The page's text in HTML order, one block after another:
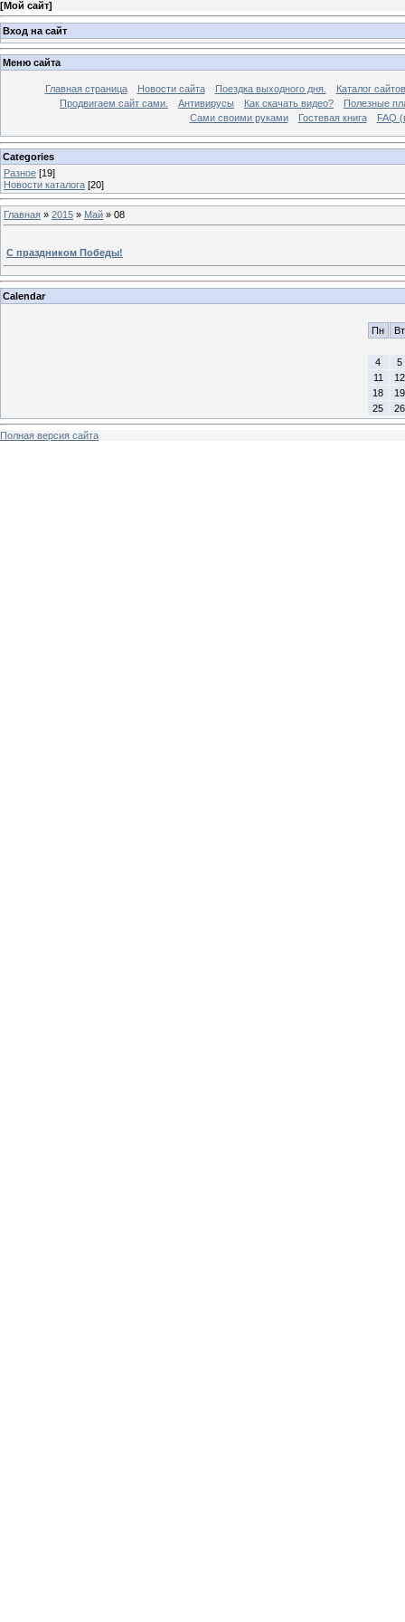
[Мой сайт]
Вход на сайт
Меню сайта
Главная страница Новости сайта Поездка выходного дня.
Каталог сайтов
Продвигаем сайт сами.
Антивирусы Как скачать видео?
Полезные
Сами своими руками
Гостевая книга FAQ
Categories
Разное [19]
Новости каталога [20]
Главная » 2015 » Май » 08
С праздником Победы!
Calendar
Пн Вт
4
5
11
12
18
19
25
26
Полная версия сайта